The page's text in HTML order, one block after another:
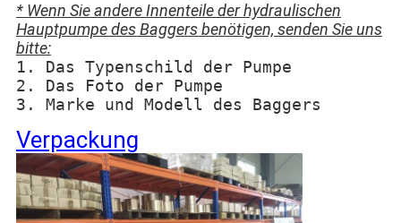
* Wenn Sie andere Innenteile der hydraulischen
Hauptpumpe des Baggers benötigen, senden Sie uns
bitte:
1. Das Typenschild der Pumpe
2. Das Foto der Pumpe
3. Marke und Modell des Baggers
Verpackung